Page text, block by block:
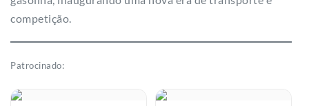
competição.
Patrocinado: